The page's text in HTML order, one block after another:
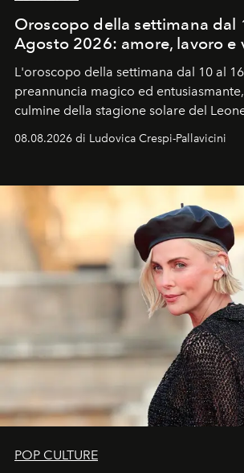
Oroscopo della settimana dal
Agosto 2026: amore, lavoro e
L'oroscopo della settimana dal 10 al
preannuncia magico ed
culmine della stagione solare del
ideale per la notte delle Perseidi.
08.08.2026 di Ludovica Crespi-Pallavicini
POP CULTURE